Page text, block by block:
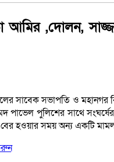
আমির ,দোলন,
সাবেক সভাপতি ও
পাভেল পুলিশের সাথে
হওয়ার সময় অন্য একটি